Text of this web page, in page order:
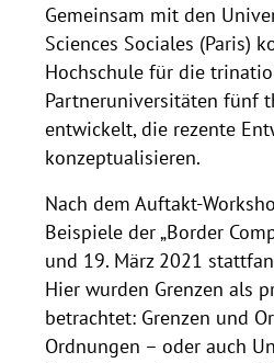
Gemeinsam mit den
Sciences Sociales (Paris)
Hochschule für die
Partneruniversitäten fünf
entwickelt, die rezente
konzeptualisieren.
Nach dem Auftakt-
Beispiele der „Border
und 19. März 2021
Hier wurden Grenzen als
betrachtet: Grenzen und
Ordnungen – oder auch